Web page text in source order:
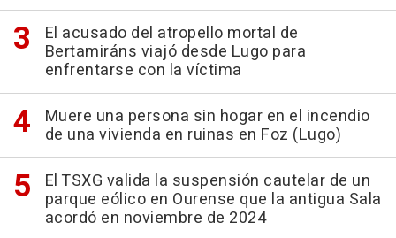
El acusado del atropello mortal de
Bertamiráns viajó desde Lugo para
enfrentarse con la víctima
Muere una persona sin hogar en el incendio
de una vivienda en ruinas en Foz (Lugo)
El TSXG valida la suspensión cautelar de un
parque eólico en Ourense que la antigua Sala
acordó en noviembre de 2024